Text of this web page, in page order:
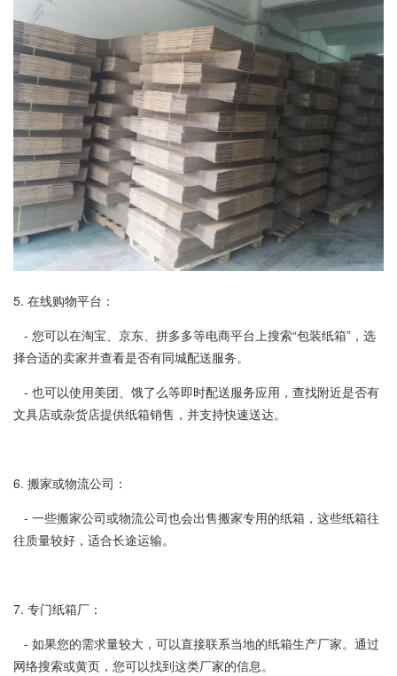
5. 在线购物平台：
- 您可以在淘宝、京东、拼多多等电商平台上搜索“包装纸箱”，选
择合适的卖家并查看是否有同城配送服务。
- 也可以使用美团、饿了么等即时配送服务应用，查找附近是否有
文具店或杂货店提供纸箱销售，并支持快速送达。
6. 搬家或物流公司：
- 一些搬家公司或物流公司也会出售搬家专用的纸箱，这些纸箱往
往质量较好，适合长途运输。
7. 专门纸箱厂：
- 如果您的需求量较大，可以直接联系当地的纸箱生产厂家。通过
网络搜索或黄页，您可以找到这类厂家的信息。